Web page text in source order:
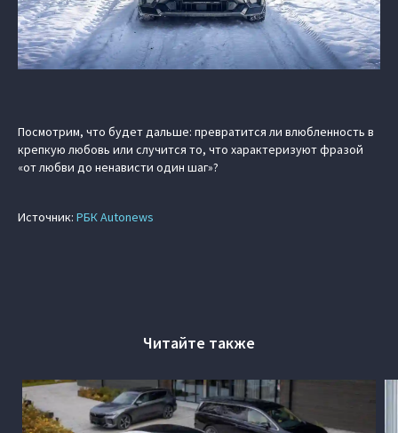
Посмотрим, что будет дальше: превратится ли влюбленность в
крепкую любовь или случится то, что характеризуют фразой
«от любви до ненависти один шаг»?
Источник: РБК Autonews
Читайте также